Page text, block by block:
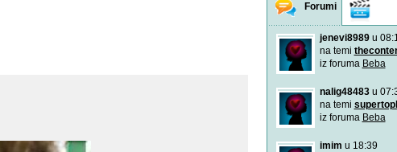
Forumi
jenevi8989u
na temi
iz foruma Beba
nalig48483u
na temi
iz foruma Beba
imim u 18:39